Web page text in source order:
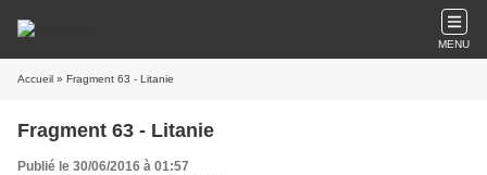
MENU
Accueil » Fragment 63 - Litanie
Fragment 63 - Litanie
Publié le 30/06/2016 à 01:57